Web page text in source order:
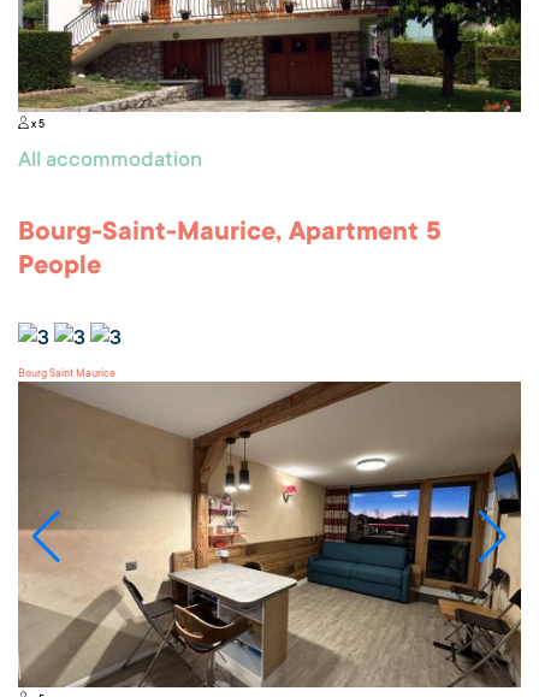
x 5
All accommodation
Bourg-Saint-Maurice, Apartment 5
People
Bourg Saint Maurice